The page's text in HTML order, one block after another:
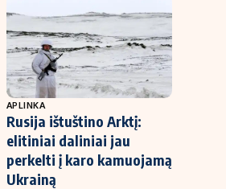
Kriptovaliutos
Infliacija
Migracija
Redakcija
Apie mus
Redakcijos politika
APLINKA
Rusija ištuštino Arktį:
elitiniai daliniai jau
perkelti į karo kamuojamą
Ukrainą